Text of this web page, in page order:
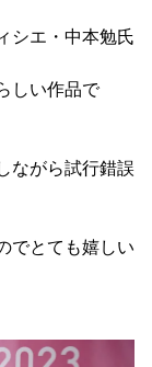
シエ・中本勉氏
しい作品で
ながら試行錯誤
でとても嬉しい